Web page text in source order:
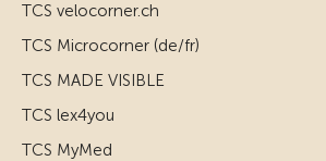
TCS velocorner.ch
TCS Microcorner (de/fr)
TCS MADE VISIBLE
TCS lex4you
TCS MyMed